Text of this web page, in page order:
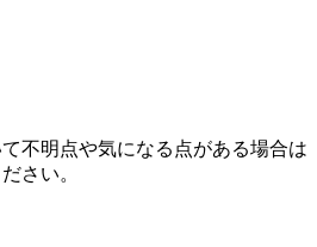
不明点や気になる点がある場合は
さい。